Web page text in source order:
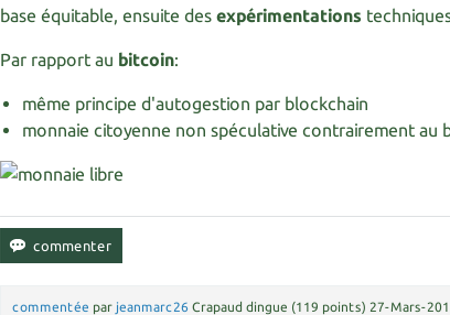
base équitable, ensuite desexpérimentations
Par rapport au bitcoin:
même principe d'autogestion par blockchain
monnaie citoyenne non spéculative contrairement au
commentée par jeanmarc26 Crapaud dingue (119 points) 27-Mars-